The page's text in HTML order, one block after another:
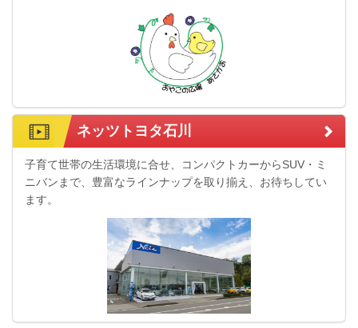
ネッツトヨタ石川
子育て世帯の生活環境に合せ、コンパクトカーからSUV・ミ
ニバンまで、豊富なラインナップを取り揃え、お待ちしてい
ます。